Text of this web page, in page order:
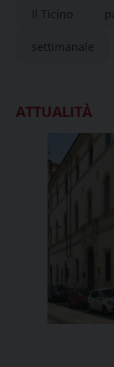
Il Ticino
settimanale
ATTUALITÀ